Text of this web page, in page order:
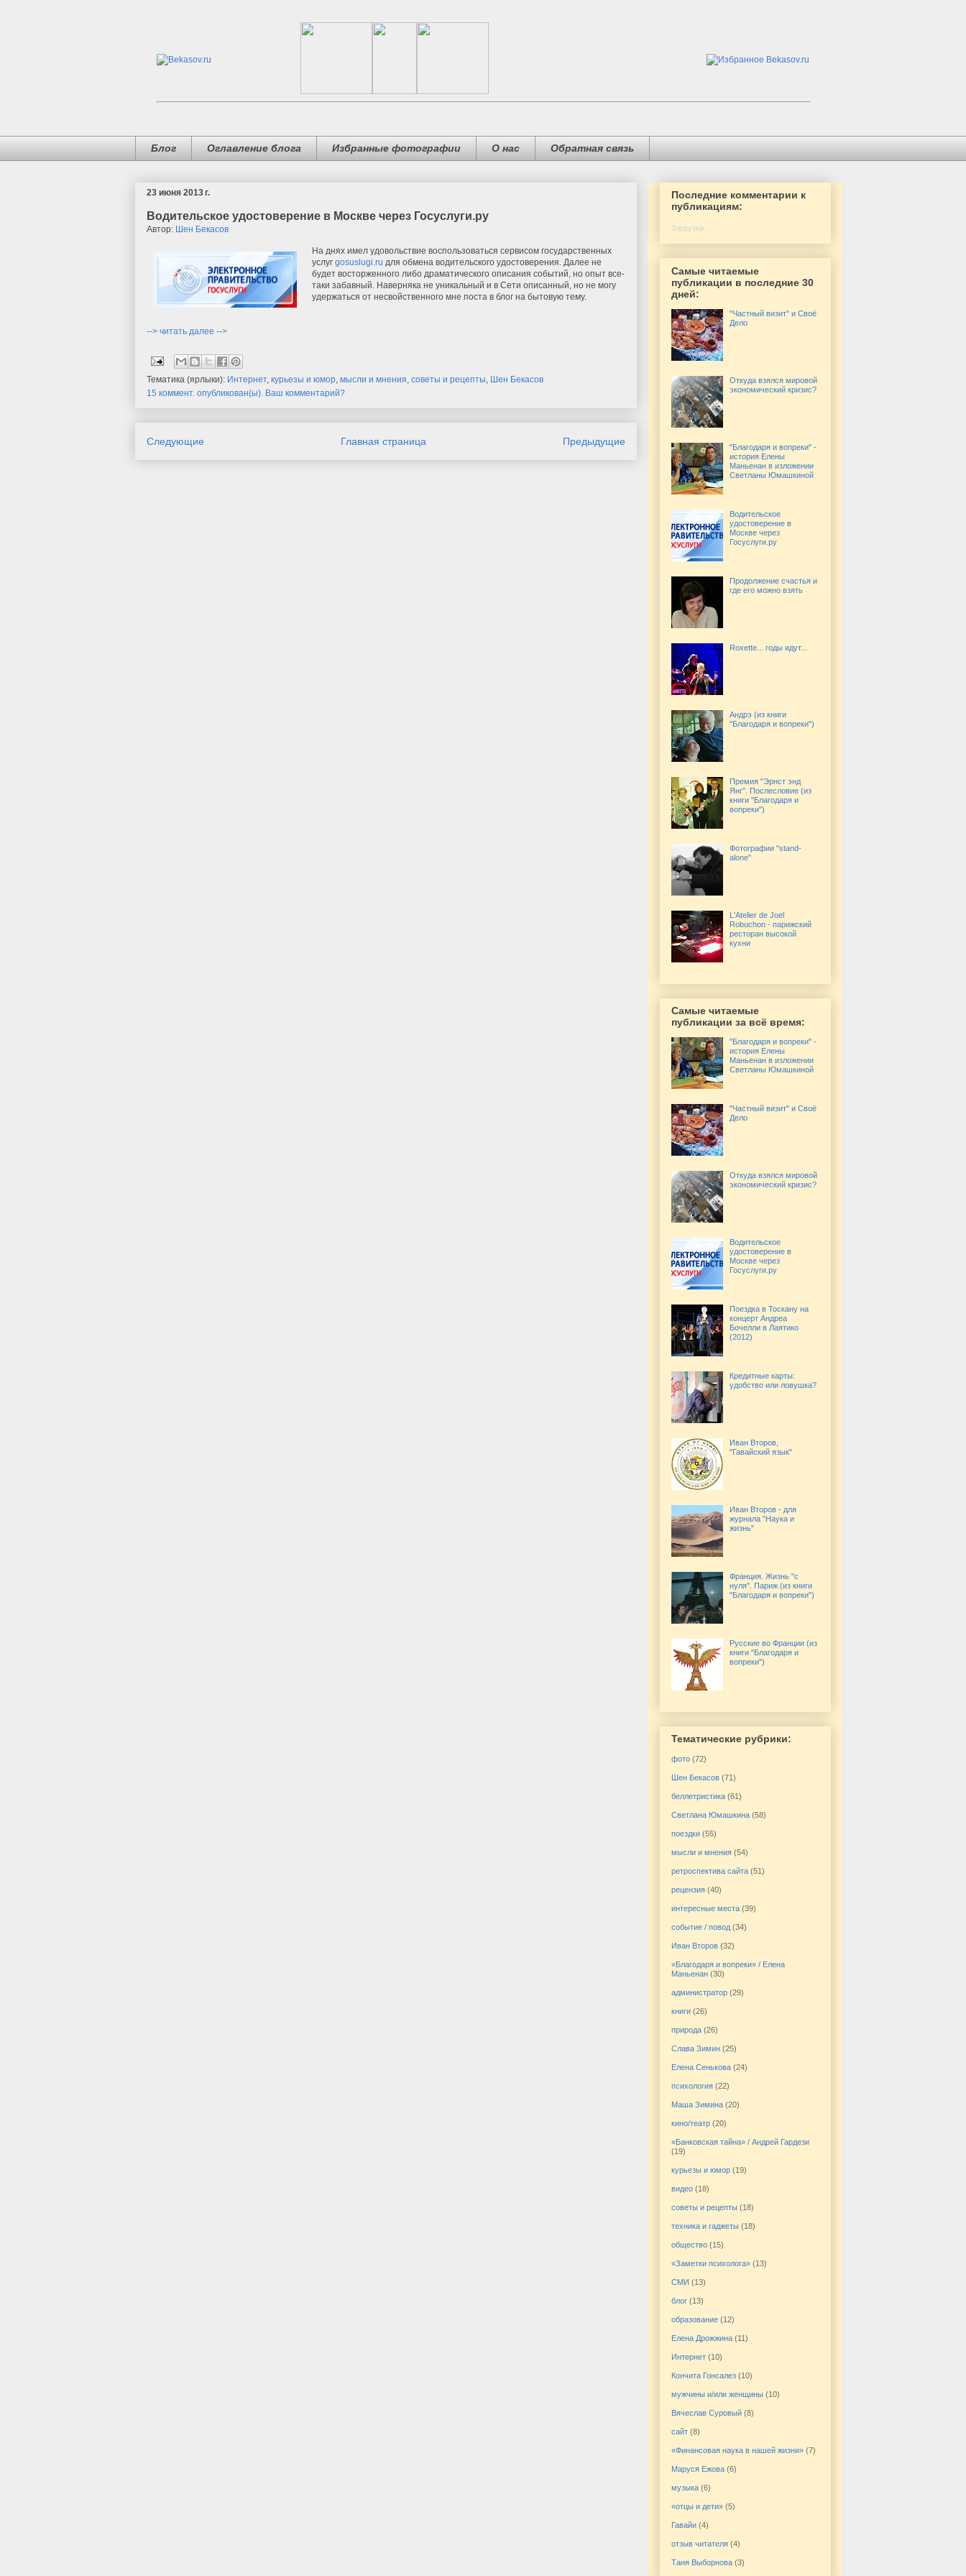
Блог Оглавление блога Избранные фотографии О нас Обратная связь
23 июня 2013 г.
Водительское удостоверение в Москве через Госуслуги.ру
Автор: Шен Бекасов
На днях имел удовольствие воспользоваться сервисом государственных
услуг gosuslugi.ru для обмена водительского удостоверения. Далее не
будет восторженного либо драматического описания событий, но опыт все-
таки забавный. Наверняка не уникальный и в Сети описанный, но не могу
удержаться от несвойственного мне поста в блог на бытовую тему.
--> читать далее -->
Тематика (ярлыки): Интернет, курьезы и юмор мысли и мнения советы и рецепты Шен Бекасов
15 коммент. опубликован(ы). Ваш комментарий?
Следующие Предыдущие
Главная страница
Последние комментарии к
публикациям:
Загрузка...
Самые читаемые
публикации в последние 30
дней:
"Частный визит" и Своё
Дело
Откуда взялся мировой
экономический кризис?
"Благодаря и вопреки" -
история Елены
Маньенан в изложении
Светланы Юмашкиной
Водительское
удостоверение в
Москве через
Госуслуги.ру
Продолжение счастья и
где его можно взять
Roxette... годы идут...
Андрэ (из книги
"Благодаря и вопреки")
Премия "Эрнст энд
Янг". Послесловие (из
книги "Благодаря и
вопреки")
Фотографии "stand-
alone"
L'Atelier de Joel
Robuchon - парижский
ресторан высокой
кухни
Самые читаемые
публикации за всё время:
"Благодаря и вопреки" -
история Елены
Маньенан в изложении
Светланы Юмашкиной
"Частный визит" и Своё
Дело
Откуда взялся мировой
экономический кризис?
Водительское
удостоверение в
Москве через
Госуслуги.ру
Поездка в Тоскану на
концерт Андреа
Бочелли в Лаятико
(2012)
Кредитные карты:
удобство или ловушка?
Иван Второв,
"Гавайский язык"
Иван Второв - для
журнала "Наука и
жизнь"
Франция. Жизнь "с
нуля". Париж (из книги
"Благодаря и вопреки")
Русские во Франции (из
книги "Благодаря и
вопреки")
Тематические рубрики:
фото (72)
Шен Бекасов (71)
беллетристика (61)
Светлана Юмашкина (58)
поездки (55)
мысли и мнения (54)
ретроспектива сайта (51)
рецензия (40)
интересные места (39)
событие / повод (34)
Иван Второв (32)
«Благодаря и вопреки» / Елена
Маньенан (30)
администратор (29)
книги (26)
природа (26)
Слава Зимин (25)
Елена Сенькова (24)
психология (22)
Маша Зимина (20)
кино/театр (20)
«Банковская тайна» / Андрей Гардези
(19)
курьезы и юмор (19)
видео (18)
советы и рецепты (18)
техника и гаджеты (18)
общество (15)
«Заметки психолога» (13)
СМИ (13)
блог (13)
образование (12)
Елена Дрожжина (11)
Интернет (10)
Кончита Гонсалез (10)
мужчины и/или женщины (10)
Вячеслав Суровый (8)
сайт (8)
«Финансовая наука в нашей жизни» (7)
Маруся Ежова (6)
музыка (6)
«отцы и дети» (5)
Гавайи (4)
отзыв читателя (4)
Таня Выборнова (3)